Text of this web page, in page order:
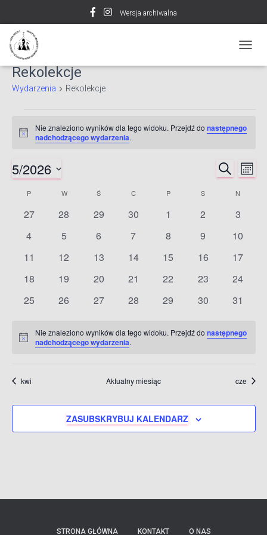
Wersja archiwalna
Rekolekcje
Wydarzenia Rekolekcje
Wydarzenia
Powiadomienie
Nie znaleziono wyników dla tego widoku. Przejdź do następnego
nadchodzącego wydarzenia.
SZUKAJ
5/2026
datę.Kalendarz
Wydarzenia
P PONIEDZIAŁEK
WWTOREK Ś CCZWARTEK
PPIĄTEK S N
0
27
0
28
0
29
0
30
0
1
0
2
0
3
0
4
0
5
0
6
0
7
0
8
0
9
0
10
0
11
0
12
0
13
0
14
0
15
0
16
0
17
0
18
0
19
0
20
0
21
0
22
0
23
0
24
0
25
0
26
0
27
0
28
0
29
0
30
0
31
Powiadomienie
Nie znaleziono wyników dla tego widoku. Przejdź do następnego
nadchodzącego wydarzenia.
kwi Aktualny miesiąc cze
ZASUBSKRYBUJ KALENDARZ
STRONA GŁÓWNA KONTAKT O NAS